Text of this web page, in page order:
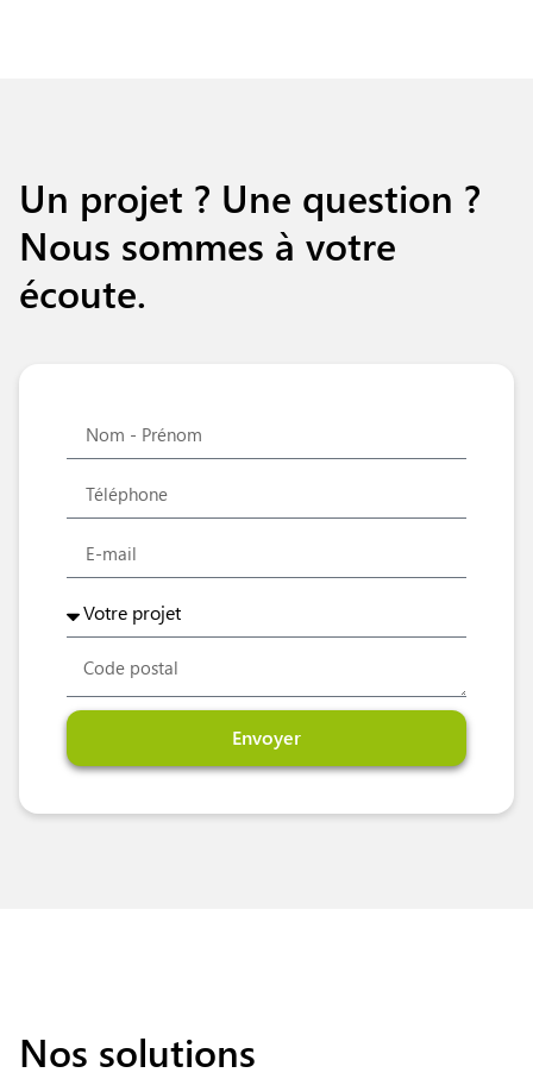
Un projet ? Une question ?
Nous sommes à votre
écoute.
Envoyer
Alternative:
Nos solutions